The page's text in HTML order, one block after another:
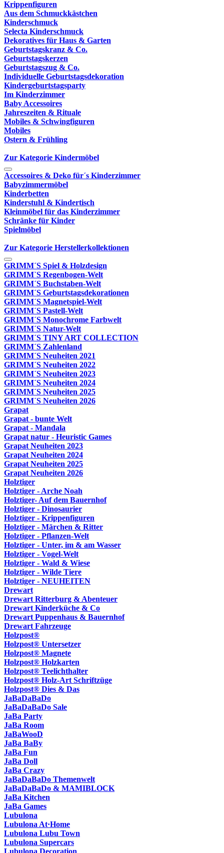
Krippenfiguren
Aus dem Schmuckkästchen
Kinderschmuck
Selecta Kinderschmuck
Dekoratives für Haus & Garten
Geburtstagskranz & Co.
Geburtstagskerzen
Geburtstagszug & Co.
Individuelle Geburtstagsdekoration
Kindergeburtstagsparty
Im Kinderzimmer
Baby Accessoires
Jahreszeiten & Rituale
Mobiles & Schwingfiguren
Mobiles
Ostern & Frühling
Zur Kategorie Kindermöbel
Accessoires & Deko für´s Kinderzimmer
Babyzimmermöbel
Kinderbetten
Kinderstuhl & Kindertisch
Kleinmöbel für das Kinderzimmer
Schränke für Kinder
Spielmöbel
Zur Kategorie Herstellerkollektionen
GRIMM´S Spiel & Holzdesign
GRIMM`S Regenbogen-Welt
GRIMM´S Buchstaben-Welt
GRIMM´S Geburtstagsdekorationen
GRIMM´S Magnetspiel-Welt
GRIMM´S Pastell-Welt
GRIMM´S Monochrome Farbwelt
GRIMM´S Natur-Welt
GRIMM´S TINY ART COLLECTION
GRIMM´S Zahlenland
GRIMM´S Neuheiten 2021
GRIMM´S Neuheiten 2022
GRIMM´S Neuheiten 2023
GRIMM´S Neuheiten 2024
GRIMM´S Neuheiten 2025
GRIMM´S Neuheiten 2026
Grapat
Grapat - bunte Welt
Grapat - Mandala
Grapat natur - Heuristic Games
Grapat Neuheiten 2023
Grapat Neuheiten 2024
Grapat Neuheiten 2025
Grapat Neuheiten 2026
Holztiger
Holztiger - Arche Noah
Holztiger- Auf dem Bauernhof
Holztiger - Dinosaurier
Holztiger - Krippenfiguren
Holztiger - Märchen & Ritter
Holztiger - Pflanzen-Welt
Holztiger - Unter, im & am Wasser
Holztiger - Vogel-Welt
Holztiger - Wald & Wiese
Holztiger - Wilde Tiere
Holztiger - NEUHEITEN
Drewart
Drewart Ritterburg & Abenteuer
Drewart Kinderküche & Co
Drewart Puppenhaus & Bauernhof
Drewart Fahrzeuge
Holzpost®
Holzpost® Untersetzer
Holzpost® Magnete
Holzpost® Holzkarten
Holzpost® Teelichthalter
Holzpost® Holz-Art Schriftzüge
Holzpost® Dies & Das
JaBaDaBaDo
JaBaDaBaDo Sale
JaBa Party
JaBa Room
JaBaWooD
JaBa BaBy
JaBa Fun
JaBa Doll
JaBa Crazy
JaBaDaBaDo Themenwelt
JaBaDaBaDo & MAMIBLOCK
JaBa Kitchen
JaBa Games
Lubulona
Lubulona At·Home
Lubulona Lubu Town
Lubulona Supercars
Lubulona Decoration